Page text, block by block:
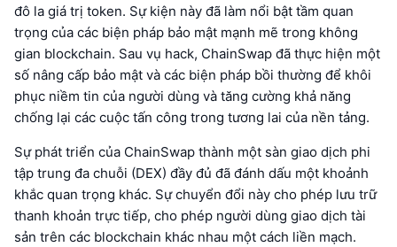
đô la giá trị token. Sự kiện này đã làm nổi bật tầm quan
trọng của các biện pháp bảo mật mạnh mẽ trong không
gian blockchain. Sau vụ hack, ChainSwap đã thực hiện một
số nâng cấp bảo mật và các biện pháp bồi thường để khôi
phục niềm tin của người dùng và tăng cường khả năng
chống lại các cuộc tấn công trong tương lai của nền tảng.
Sự phát triển của ChainSwap thành một sàn giao dịch phi
tập trung đa chuỗi (DEX) đầy đủ đã đánh dấu một khoảnh
khắc quan trọng khác. Sự chuyển đổi này cho phép lưu trữ
thanh khoản trực tiếp, cho phép người dùng giao dịch tài
sản trên các blockchain khác nhau một cách liền mạch.